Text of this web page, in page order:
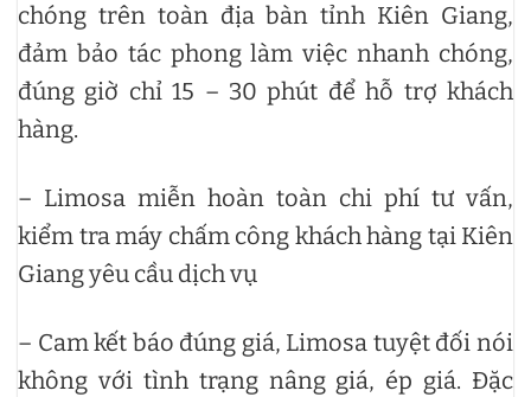
chóng trên toàn địa bàn tỉnh Kiên Giang,
đảm bảo tác phong làm việc nhanh chóng,
đúng giờ chỉ 15 – 30 phút để hỗ trợ khách
hàng.
– Limosa miễn hoàn toàn chi phí tư vấn,
kiểm tra máy chấm công khách hàng tại Kiên
Giang yêu cầu dịch vụ
– Cam kết báo đúng giá, Limosa tuyệt đối nói
không với tình trạng nâng giá, ép giá. Đặc